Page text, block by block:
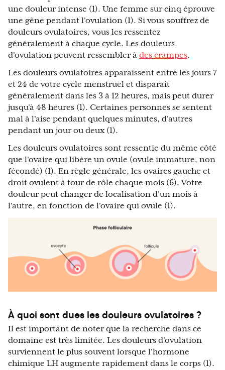
une douleur intense (1). Une femme sur cinq éprouve
une gêne pendant l'ovulation (1). Si vous souffrez de
douleurs ovulatoires, vous les ressentez
généralement à chaque cycle. Les douleurs
d'ovulation peuvent ressembler à des crampes.
Les douleurs ovulatoires apparaissent entre les jours 7
et 24 de votre cycle menstruel et disparaît
généralement dans les 3 à 12 heures, mais peut durer
jusqu'à 48 heures (1). Certaines personnes se sentent
mal à l'aise pendant quelques minutes, d'autres
pendant un jour ou deux (1).
Les douleurs ovulatoires sont ressentie du même côté
que l'ovaire qui libère un ovule (ovule immature, non
fécondé) (1). En règle générale, les ovaires gauche et
droit ovulent à tour de rôle chaque mois (6). Votre
douleur peut changer de localisation d'un mois à
l'autre, en fonction de l'ovaire qui ovule (1).
À quoi sont dues les douleurs ovulatoires ?
Il est important de noter que la recherche dans ce
domaine est très limitée. Les douleurs d'ovulation
surviennent le plus souvent lorsque l'hormone
chimique LH augmente rapidement dans le corps (1).